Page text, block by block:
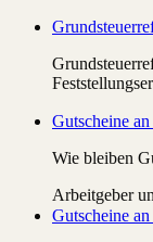
Gutscheine
Wie bleiben
Arbeitgeber
Gutscheine